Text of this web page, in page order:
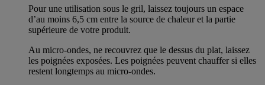
Pour une utilisation sous le gril, laissez toujours un espace
d’au moins 6,5 cm entre la source de chaleur et la partie
supérieure de votre produit.
Au micro-ondes, ne recouvrez que le dessus du plat, laissez
les poignées exposées. Les poignées peuvent chauffer si elles
restent longtemps au micro-ondes.